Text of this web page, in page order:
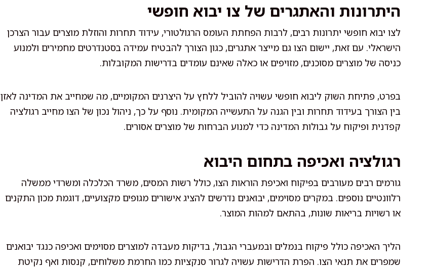
היתרונות והאתגרים של צו יבוא חופשי
לצו יבוא חופשי יתרונות רבים, לרבות הפחתת העומס הרגולטורי, עידוד תחרות והוזלת מוצרים עבור הצרכן
הישראלי. עם זאת, יישום הצו גם מייצר אתגרים, כגון הצורך להבטיח עמידה בסטנדרטים מחמירים ולמנוע
כניסה של מוצרים מסוכנים, מזויפים או כאלה שאינם עומדים בדרישות המקובלות.
בפרט, פתיחת השוק ליבוא חופשי עשויה להוביל ללחץ על היצרנים המקומיים, מה שמחייב את המדינה לאזן
בין הצורך בעידוד תחרות ובין הגנה על התעשייה המקומית. נוסף על כך, ניהול נכון של הצו מחייב רגולציה
קפדנית ופיקוח על גבולות המדינה כדי למנוע הברחות של מוצרים אסורים.
רגולציה ואכיפה בתחום היבוא
גורמים רבים מעורבים בפיקוח ואכיפת הוראות הצו, כולל רשות המסים, משרד הכלכלה ומשרדי ממשלה
רלוונטיים נוספים. במקרים מסוימים, יבואנים נדרשים להציג אישורים מגופים מקצועיים, דוגמת מכון התקנים
או רשויות בריאות שונות, בהתאם למהות המוצר.
הליך האכיפה כולל פיקוח בנמלים ובמעברי הגבול, בדיקות מעבדה למוצרים מסוימים ואכיפה כנגד יבואנים
שמפרים את תנאי הצו. הפרת הדרישות עשויה לגרור סנקציות כמו החרמת משלוחים, קנסות ואף נקיטת